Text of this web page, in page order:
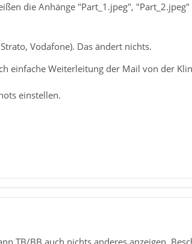
die Anhänge "Part_1.jpeg", "Part_2.jpeg"
Vodafone). Das ändert nichts.
einfache Weiterleitung der Mail von der
einstellen.
TB/BB auch nichts anderes anzeigen.